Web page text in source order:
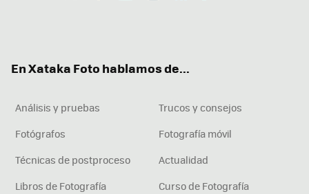
En Xataka Foto hablamos de...
Análisis y pruebas
Trucos y consejos
Fotógrafos
Fotografía móvil
Técnicas de postproceso
Actualidad
Libros de Fotografía
Curso de Fotografía